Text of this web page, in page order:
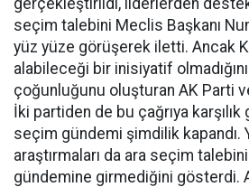
seçim talebini Meclis Başkanı
yüz yüze görüşerek iletti. Ancak
alabileceği bir inisiyatif
çoğunluğunu oluşturan AK Parti
İki partiden de bu çağrıya
seçim gündemi şimdilik kapandı.
araştırmaları da ara seçim
gündemine girmediğini gösterdi.